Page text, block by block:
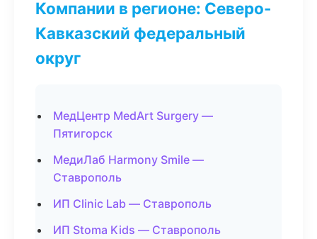
Компании в регионе: Северо-
Кавказский федеральный
округ
МедЦентр MedArt Surgery —
Пятигорск
МедиЛаб Harmony Smile —
Ставрополь
ИП Clinic Lab — Ставрополь
ИП Stoma Kids — Ставрополь